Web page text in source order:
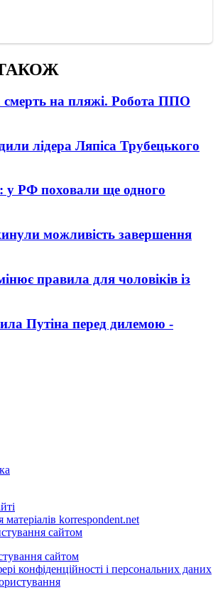
на пляжі. Робота ППО
лідера Ляпіса Трубецького
у РФ поховали ще одного
можливість завершення
правила для чоловіків із
Путіна перед дилемою -
korrespondent.net
сайтом
сайтом
конфіденційності і персональних даних